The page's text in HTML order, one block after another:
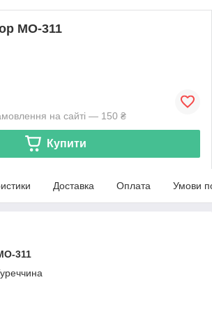
MO-311
на сайті — 150 ₴
Купити
Доставка Оплата Умови
311